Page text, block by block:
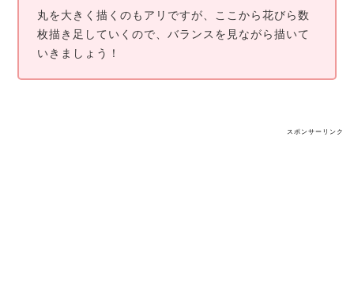
丸を大きく描くのもアリですが、ここから花びら数
枚描き足していくので、バランスを見ながら描いて
いきましょう！
スポンサーリンク